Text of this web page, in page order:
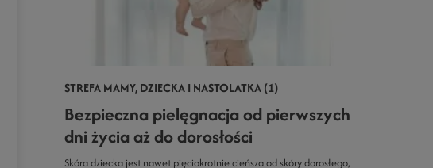
STREFA MAMY, DZIECKA I NASTOLATKA (1)
Bezpieczna pielęgnacja od pierwszych
dni życia aż do dorosłości
Skóra dziecka jest nawet pięciokrotnie cieńsza od skóry dorosłego,